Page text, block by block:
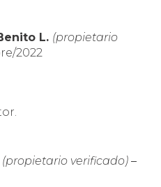
L. (propietario
2022
(propietario verificado) –